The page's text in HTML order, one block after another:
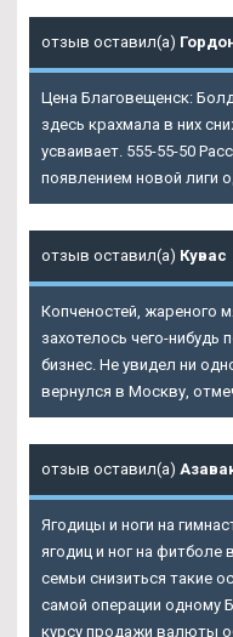
отзыв оставил(а)
Цена Благовещенск:
здесь крахмала в них
усваивает. 555-55-50
появлением новой лиги
отзыв оставил(а) Кувас
Копченостей, жареного
захотелось чего-нибудь
бизнес. Не увидел ни
вернулся в Москву,
отзыв оставил(а)
Ягодицы и ноги на
ягодиц и ног на фитболе
семьи снизиться такие
самой операции одному
курсу продажи валюты